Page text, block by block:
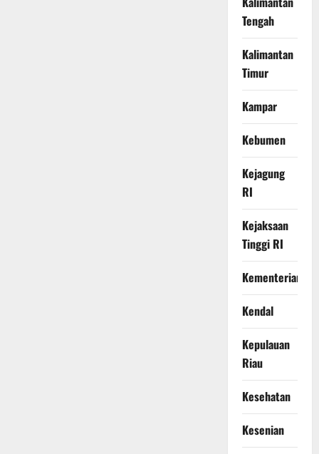
Tengah
Kalimantan
Timur
Kampar
Kebumen
Kejagung
RI
Kejaksaan
Tinggi RI
Kementerian
Kendal
Kepulauan
Riau
Kesehatan
Kesenian